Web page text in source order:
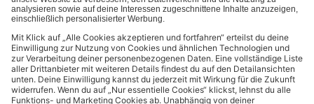
Bezahlmethoden:
Links zu sozialen Netzwerken